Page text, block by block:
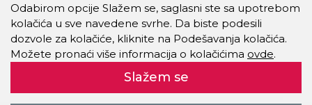
Kontakt
Pravila o privatnosti
Kolačići
Odabirom opcije Slažem se, saglasni ste sa upotrebom
kolačića u sve navedene svrhe. Da biste podesili
dozvole za kolačiće, kliknite na Podešavanja kolačića.
Možete pronaći više informacija o kolačićima ovde.
Slažem se